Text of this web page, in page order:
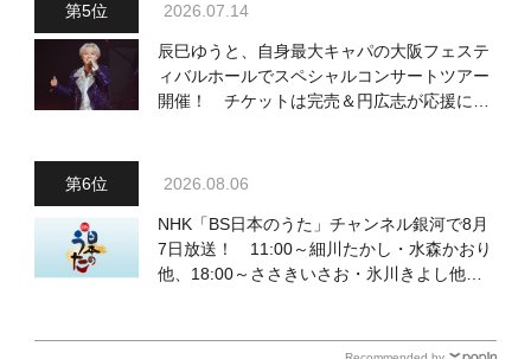
2026.07.14
辰巳ゆうと、自身最大キャパの大阪フェステ
ィバルホールでスペシャルコンサートツアー
開催！ チケットは完売＆円広志が応援に、
2026.08.06
NHK「BS日本のうた」チャンネル銀河で8月
7日放送！ 11:00～細川たかし・水森かおり
他、18:00～ささきいさお・氷川きよし他登